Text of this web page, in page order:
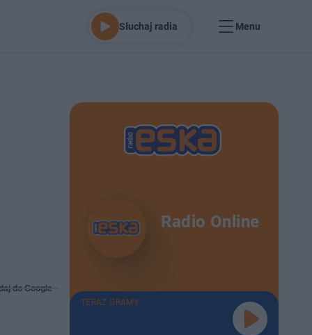
Słuchaj radia Menu
do Google
Radio Online
TERAZ GRAMY